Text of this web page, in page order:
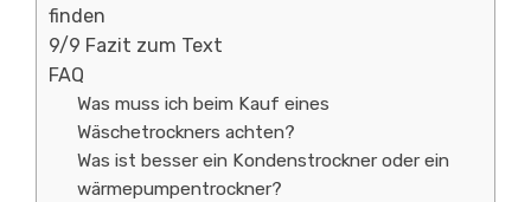
finden
9/9 Fazit zum Text
FAQ
Was muss ich beim Kauf eines
Wäschetrockners achten?
Was ist besser ein Kondenstrockner oder ein
wärmepumpentrockner?